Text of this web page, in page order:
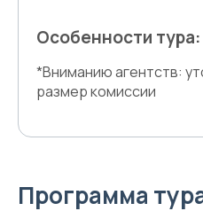
Особенности тура:
*Вниманию агентств:
размер комиссии
Программа